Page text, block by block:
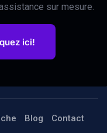
sur mesure.
ici!
Blog Contact